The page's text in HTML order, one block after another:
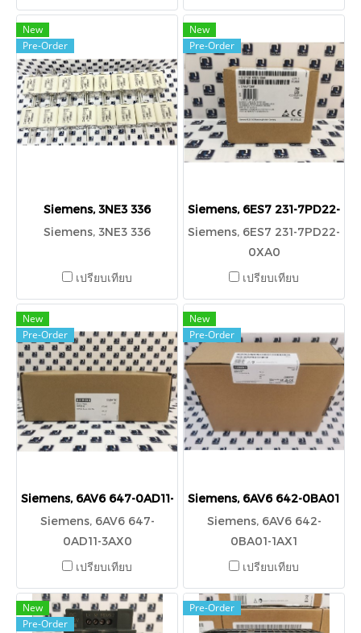
New
Pre-Order
Siemens, 3NE3 336
Siemens, 3NE3 336
เปรียบเทียบ
New
Pre-Order
Siemens, 6ES7 231-7PD22-
Siemens, 6ES7 231-7PD22-
0XA0
เปรียบเทียบ
New
Pre-Order
Siemens, 6AV6 647-0AD11-3AX0
Siemens, 6AV6 647-
0AD11-3AX0
เปรียบเทียบ
New
Pre-Order
Siemens, 6AV6 642-0BA01-
Siemens, 6AV6 642-
0BA01-1AX1
เปรียบเทียบ
New
Pre-Order
Pre-Order